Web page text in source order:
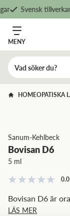
Svensk
MENY
HOMEOPATISKA
Sanum-Kehlbeck
Bovisan D6
5 ml
0.0
Bovisan D6 är
LÄS MER